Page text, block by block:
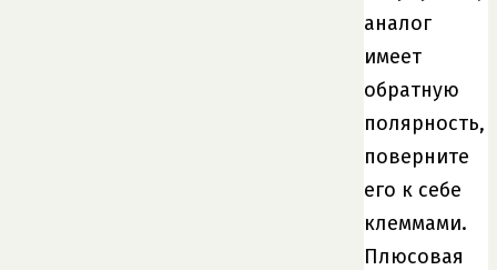
аналог
имеет
обратную
полярность,
поверните
его к себе
клеммами.
Плюсовая